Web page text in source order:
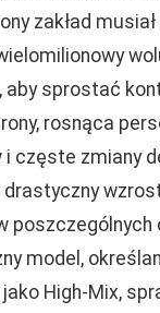
zakład
aby sprostać
rosnąca
i częste zmiany
drastyczny
poszczególnych
model,
High-Mix,